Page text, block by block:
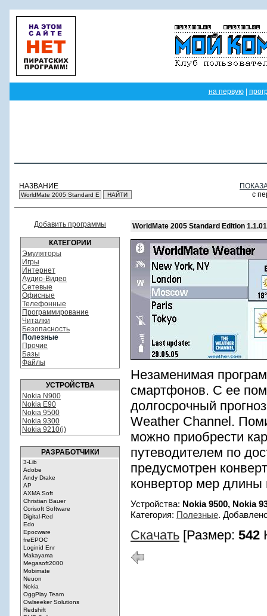
на первую|
НАЗВАНИЕ
с
Добавить программы
КАТЕГОРИИ
Эмуляторы
Игры
Интернет
Аудио-Видео
Сетевые
Офисные
Телефонные
Программирование
Читалки
Безопасность
Полезные
Прочие
Базы
Файлы
УСТРОЙСТВА
Nokia N900
Nokia E90
Nokia 9500
Nokia 9300
Nokia 9210(i)
РАЗРАБОТЧИКИ
WorldMate 2005 Standard Edition 1.1.01
Незаменимая
смартфонов. С ее
долгосрочный
Weather Channel.
можно приобрести
путеводителем по
предусмотрен
конвертор мер длины
Устройства: Nokia 9500, Nokia
Категория: Полезные.
Скачать [Размер: 542